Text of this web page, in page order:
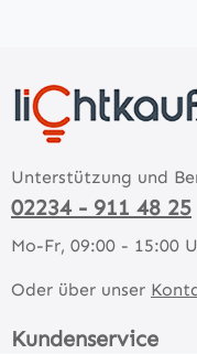
Unterstützung und
02234 - 911 48 25
Mo-Fr, 09:00 - 15:00
Oder über unser
Kundenservice